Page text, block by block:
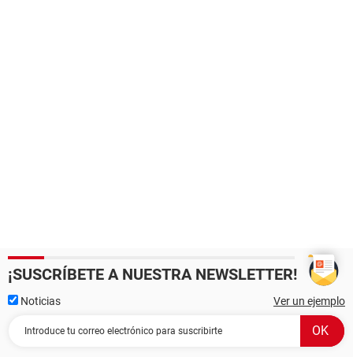
¡SUSCRÍBETE A NUESTRA NEWSLETTER!
Noticias Ver un ejemplo